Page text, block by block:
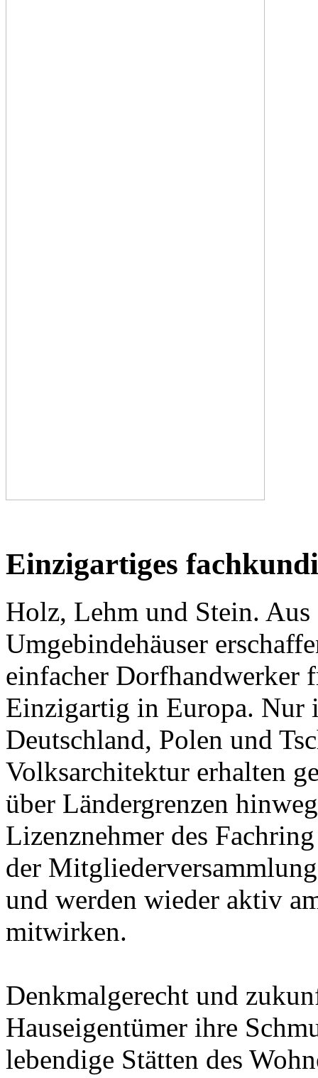
Einzigartiges
Holz, Lehm und Stein.
Umgebindehäuser
einfacher Dorfhandwerker
Einzigartig in Europa. Nur
Deutschland, Polen und
Volksarchitektur erhalten
über Ländergrenzen
Lizenznehmer des
der
und werden wieder aktiv
mitwirken.
Denkmalgerecht und
Hauseigentümer ihre
lebendige Stätten des